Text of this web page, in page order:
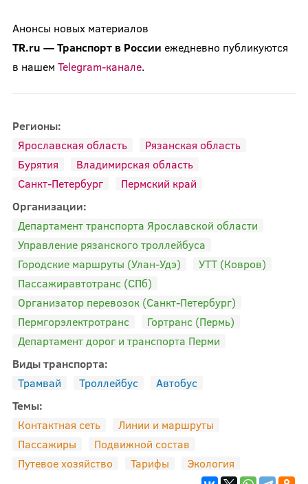
Анонсы новых материалов
TR.ru — Транспорт в России ежедневно публикуются
в нашем Telegram-канале.
Регионы:
Ярославская область
Рязанская область
Бурятия
Владимирская область
Санкт-Петербург
Пермский край
Организации:
Департамент транспорта Ярославской области
Управление рязанского троллейбуса
Городские маршруты (Улан-Удэ)
УТТ (Ковров)
Пассажиравтотранс (СПб)
Организатор перевозок (Санкт-Петербург)
Пермгорэлектротранc
Гортранс (Пермь)
Департамент дорог и транспорта Перми
Виды транспорта:
Трамвай
Троллейбус
Автобус
Темы:
Контактная сеть
Линии и маршруты
Пассажиры
Подвижной состав
Путевое хозяйство
Тарифы Экология